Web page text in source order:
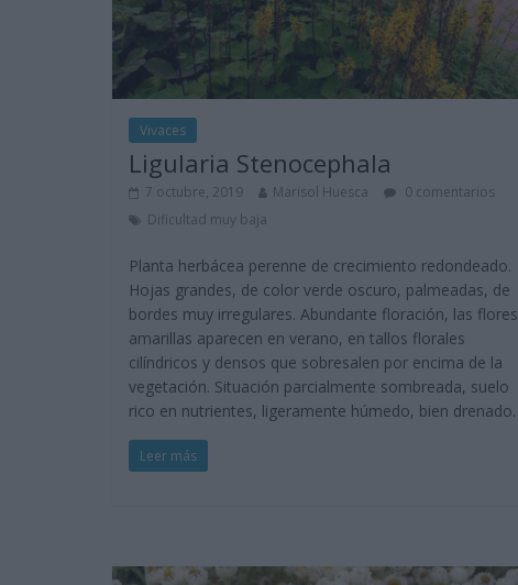
Vivaces
Ligularia Stenocephala
7 octubre, 2019 Marisol Huesca
0 comentarios
Dificultad muy baja
Planta herbácea perenne de crecimiento redondeado.
Hojas grandes, de color verde oscuro, palmeadas, de
bordes muy irregulares. Abundante floración, las flores
amarillas aparecen en verano, en tallos florales
cilíndricos y densos que sobresalen por encima de la
vegetación. Situación parcialmente sombreada, suelo
rico en nutrientes, ligeramente húmedo, bien drenado.
Leer más